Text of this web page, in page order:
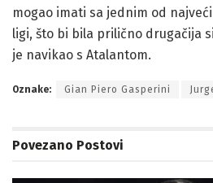
mogao imati sa jednim od
ligi, što bi bila prilično drugačija
je navikao s Atalantom.
Oznake: Gian Piero Gasperini
Povezano Postovi